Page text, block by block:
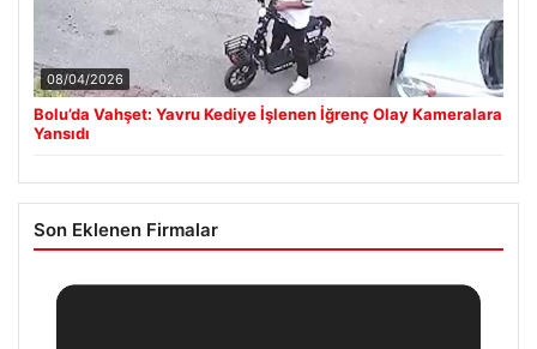
08/04/2026
Bolu’da Vahşet: Yavru Kediye İşlenen İğrenç Olay Kameralara
Yansıdı
Son Eklenen Firmalar